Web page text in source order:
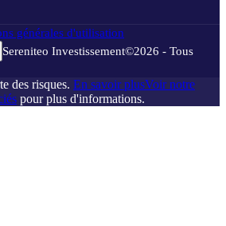
générales d'utilisation
Sereniteo Investissement©2026 - Tous
des risques. En savoir plusVoir notre
pour plus d'informations.